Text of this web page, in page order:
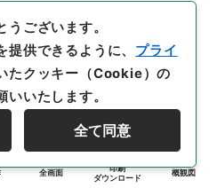
全画面
印刷
ダウンロード
概観図
ございます。
供できるように、 プライ
たクッキー（Cookie）の
いたします。
全て同意